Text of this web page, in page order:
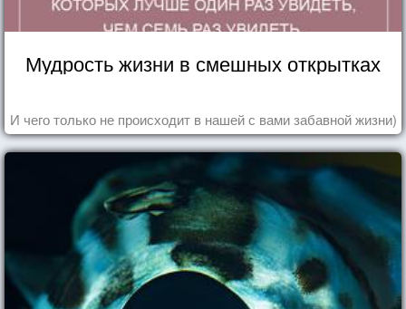
Мудрость жизни в смешных открытках
И чего только не происходит в нашей с вами забавной жизни)